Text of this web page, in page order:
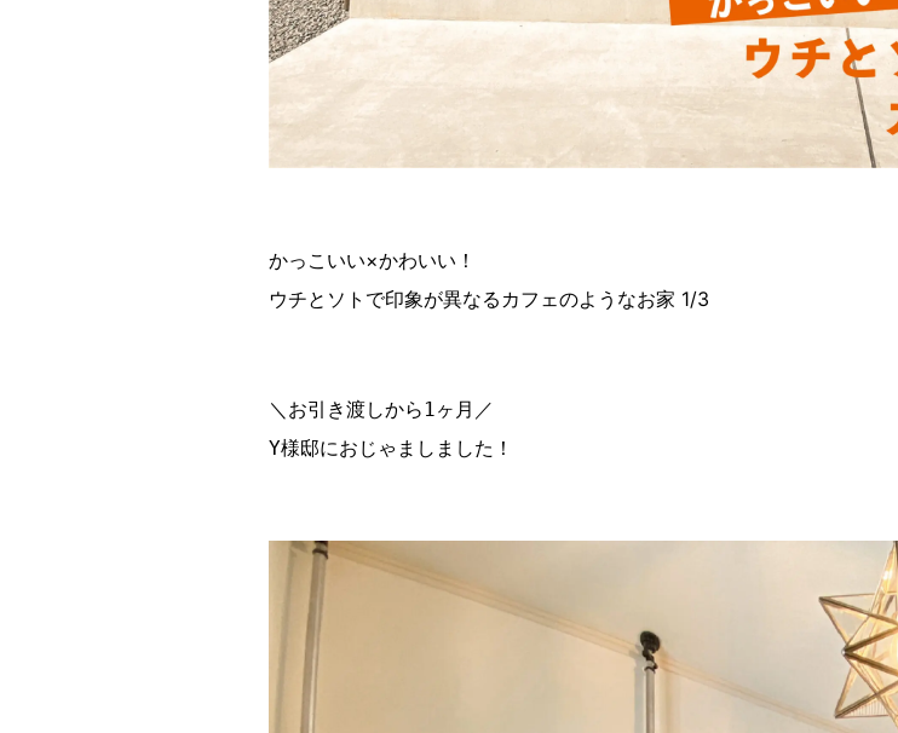
かっこいい×かわいい！
ウチとソトで印象が異なるカフェのようなお家 1/3
＼お引き渡しから1ヶ月／
Y様邸におじゃましました！